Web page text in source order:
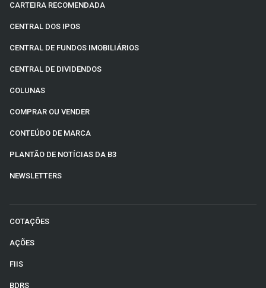
CARTEIRA RECOMENDADA
CENTRAL DOS IPOS
CENTRAL DE FUNDOS IMOBILIÁRIOS
CENTRAL DE DIVIDENDOS
COLUNAS
COMPRAR OU VENDER
CONTEÚDO DE MARCA
PLANTÃO DE NOTÍCIAS DA B3
NEWSLETTERS
COTAÇÕES
AÇÕES
FIIS
BDRS